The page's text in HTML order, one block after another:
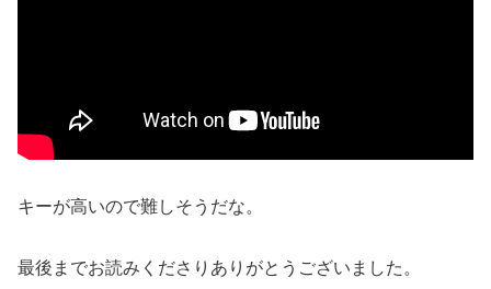
キーが高いので難しそうだな。
最後までお読みくださりありがとうございました。